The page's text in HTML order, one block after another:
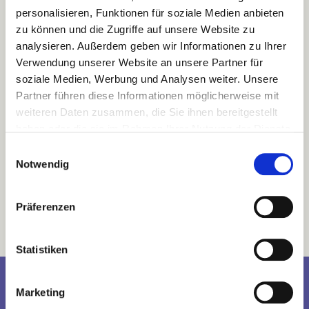
personalisieren, Funktionen für soziale Medien anbieten
zu können und die Zugriffe auf unsere Website zu
analysieren. Außerdem geben wir Informationen zu Ihrer
Verwendung unserer Website an unsere Partner für
soziale Medien, Werbung und Analysen weiter. Unsere
Partner führen diese Informationen möglicherweise mit
weiteren Daten zusammen, die Sie ihnen bereitgestellt
Notwendig
Präferenzen
Statistiken
Marketing
Training auf der Anlage
inkl. 19 % MwSt.